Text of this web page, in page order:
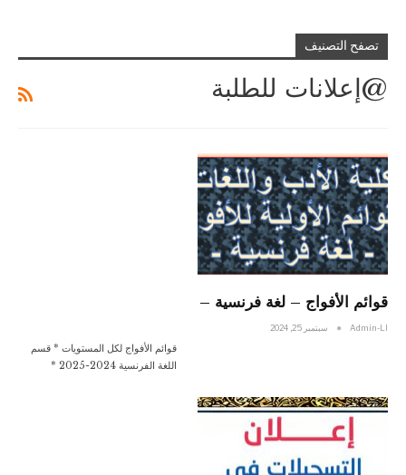
تصفح التصنيف
@إعلانات للطلبة
قوائم الأفواج – لغة فرنسية –
Admin-Ll سبتمبر 25, 2024
قوائم الأفواج لكل المستويات * قسم
اللغة الفرنسية 2024-2025 *